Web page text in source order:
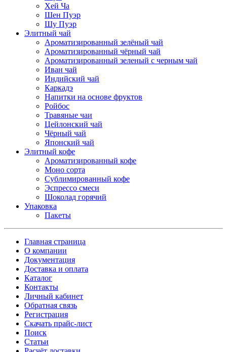
Хей Ча
Шен Пуэр
Шу Пуэр
Элитный чай
Ароматизированный зелёный чай
Ароматизированный чёрный чай
Ароматизированный зеленый с черным чай
Иван чай
Индийский чай
Каркадэ
Напитки на основе фруктов
Ройбос
Травяные чаи
Цейлонский чай
Чёрный чай
Японский чай
Элитный кофе
Ароматизированный кофе
Моно сорта
Сублимированный кофе
Эспрессо смеси
Шоколад горячий
Упаковка
Пакеты
Главная страница
О компании
Документация
Доставка и оплата
Каталог
Контакты
Личный кабинет
Обратная связь
Регистрация
Скачать прайс-лист
Поиск
Статьи